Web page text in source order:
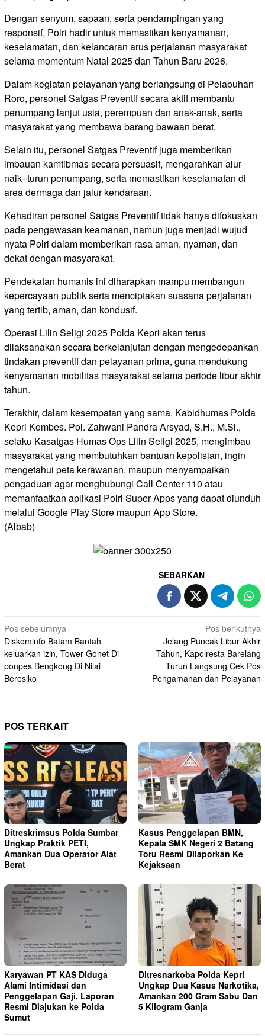
Dengan senyum, sapaan, serta pendampingan yang
responsif, Polri hadir untuk memastikan kenyamanan,
keselamatan, dan kelancaran arus perjalanan masyarakat
selama momentum Natal 2025 dan Tahun Baru 2026.
Dalam kegiatan pelayanan yang berlangsung di Pelabuhan
Roro, personel Satgas Preventif secara aktif membantu
penumpang lanjut usia, perempuan dan anak-anak, serta
masyarakat yang membawa barang bawaan berat.
Selain itu, personel Satgas Preventif juga memberikan
imbauan kamtibmas secara persuasif, mengarahkan alur
naik–turun penumpang, serta memastikan keselamatan di
area dermaga dan jalur kendaraan.
Kehadiran personel Satgas Preventif tidak hanya difokuskan
pada pengawasan keamanan, namun juga menjadi wujud
nyata Polri dalam memberikan rasa aman, nyaman, dan
dekat dengan masyarakat.
Pendekatan humanis ini diharapkan mampu membangun
kepercayaan publik serta menciptakan suasana perjalanan
yang tertib, aman, dan kondusif.
Operasi Lilin Seligi 2025 Polda Kepri akan terus
dilaksanakan secara berkelanjutan dengan mengedepankan
tindakan preventif dan pelayanan prima, guna mendukung
kenyamanan mobilitas masyarakat selama periode libur akhir
tahun.
Terakhir, dalam kesempatan yang sama, Kabidhumas Polda
Kepri Kombes. Pol. Zahwani Pandra Arsyad, S.H., M.Si.,
selaku Kasatgas Humas Ops Lilin Seligi 2025, mengimbau
masyarakat yang membutuhkan bantuan kepolisian, ingin
mengetahui peta kerawanan, maupun menyampaikan
pengaduan agar menghubungi Call Center 110 atau
memanfaatkan aplikasi Polri Super Apps yang dapat diunduh
melalui Google Play Store maupun App Store.
(Albab)
SEBARKAN
Navigasi
pos
Pos sebelumnya
Diskominfo Batam Bantah
keluarkan izin, Tower Gonet Di
ponpes Bengkong Di Nilai
Beresiko
Pos berikutnya
Jelang Puncak Libur Akhir
Tahun, Kapolresta Barelang
Turun Langsung Cek Pos
Pengamanan dan Pelayanan
POS TERKAIT
Ditreskrimsus Polda Sumbar
Ungkap Praktik PETI,
Amankan Dua Operator Alat
Berat
Kasus Penggelapan BMN,
Kepala SMK Negeri 2 Batang
Toru Resmi Dilaporkan Ke
Kejaksaan
Karyawan PT KAS Diduga
Alami Intimidasi dan
Penggelapan Gaji, Laporan
Resmi Diajukan ke Polda
Sumut
Ditresnarkoba Polda Kepri
Ungkap Dua Kasus Narkotika,
Amankan 200 Gram Sabu Dan
5 Kilogram Ganja